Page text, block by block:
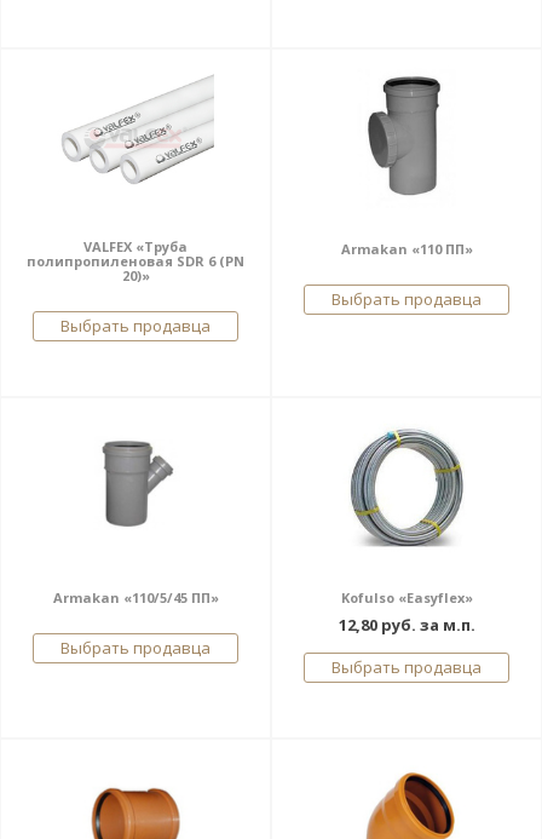
VALFEX «Труба
полипропиленовая SDR 6 (PN
20)»
Выбрать продавца
Armakan «110 ПП»
Выбрать продавца
Armakan «110/5/45 ПП»
Выбрать продавца
Kofulso «Easyflex»
12,80 руб. за м.п.
Выбрать продавца